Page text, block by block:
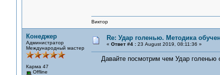
Виктор
Конеджер
Администратор
Международный мастер
Карма 47
Offline
Re: Удар голенью. Методика
« Ответ #4 :23 August 2019, 08:11:36 »
Давайте посмотрим чем Удар голенью